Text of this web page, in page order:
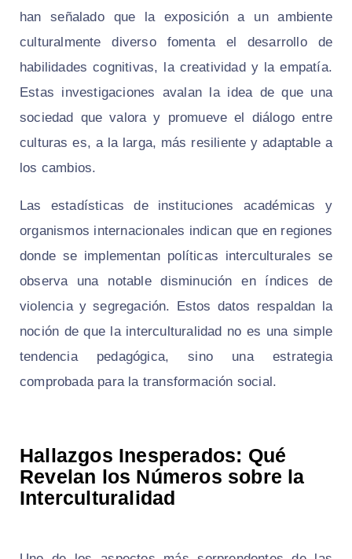
han señalado que la exposición a un ambiente
culturalmente diverso fomenta el desarrollo de
habilidades cognitivas, la creatividad y la empatía.
Estas investigaciones avalan la idea de que una
sociedad que valora y promueve el diálogo entre
culturas es, a la larga, más resiliente y adaptable a
los cambios.
Las estadísticas de instituciones académicas y
organismos internacionales indican que en regiones
donde se implementan políticas interculturales se
observa una notable disminución en índices de
violencia y segregación. Estos datos respaldan la
noción de que la interculturalidad no es una simple
tendencia pedagógica, sino una estrategia
comprobada para la transformación social.
Hallazgos Inesperados: Qué
Revelan los Números sobre la
Interculturalidad